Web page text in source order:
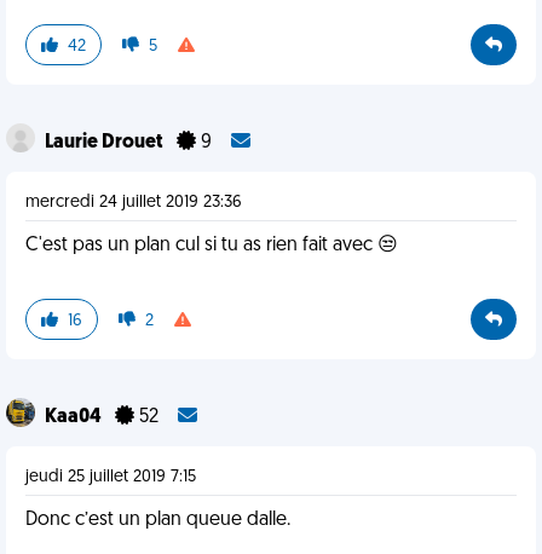
42 5
Laurie Drouet 9
mercredi 24 juillet 2019 23:36
C'est pas un plan cul si tu as rien fait avec 😒
16 2
Kaa04 52
jeudi 25 juillet 2019 7:15
Donc c’est un plan queue dalle.